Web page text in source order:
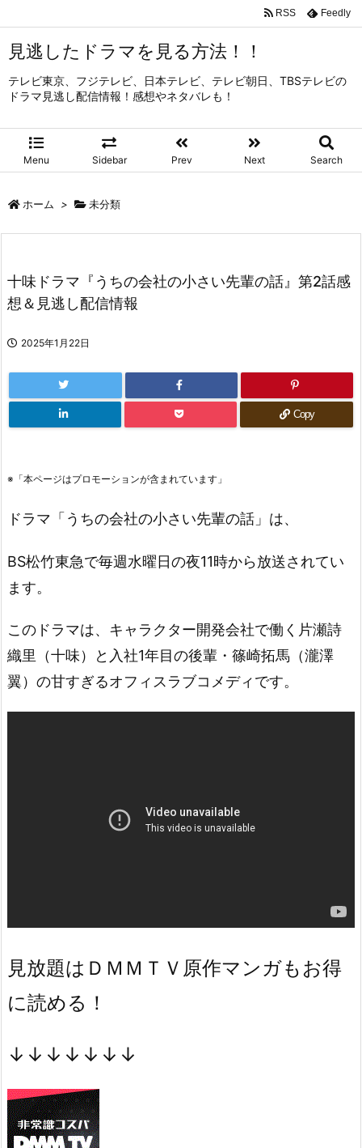
見逃したドラマを見る方法！！
テレビ東京、フジテレビ、日本テレビ、テレビ朝日、TBSテレビの
ドラマ見逃し配信情報！感想やネタバレも！
Menu Sidebar Prev Next Search
RSS Feedly
ホーム > 未分類
十味ドラマ『うちの会社の小さい先輩の話』第2話感
想＆見逃し配信情報
2025年1月22日
Copy
※「本ページはプロモーションが含まれています」
ドラマ「うちの会社の小さい先輩の話」は、
BS松竹東急で毎週水曜日の夜11時から放送されてい
ます。
このドラマは、キャラクター開発会社で働く片瀬詩
織里（十味）と入社1年目の後輩・篠崎拓馬（瀧澤
翼）の甘すぎるオフィスラブコメディです。
見放題はＤＭＭＴＶ原作マンガもお得
に読める！
↓↓↓↓↓↓↓